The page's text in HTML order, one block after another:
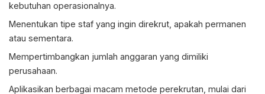
kebutuhan operasionalnya.
Menentukan tipe staf yang ingin direkrut, apakah permanen
atau sementara.
Mempertimbangkan jumlah anggaran yang dimiliki
perusahaan.
Aplikasikan berbagai macam metode perekrutan, mulai dari